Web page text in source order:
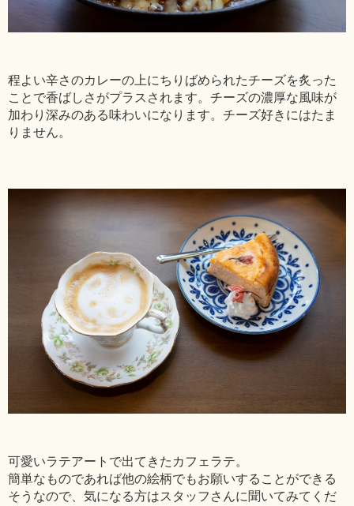
程よい辛さのカレーの上にちりばめられたチーズを炙った
ことで香ばしさがプラスされます。チーズの濃厚な風味が
加わり深みのある味わいになります。チーズ好きにはたま
りません。
可愛いラテアートで出てきたカフェラテ。
簡単なものであれば他の絵柄でもお願いすることができる
そうなので、気になる方はスタッフさんに聞いてみてくだ